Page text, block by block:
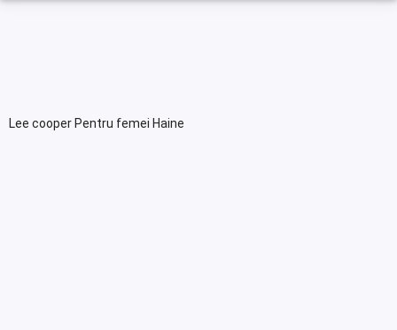
Lee cooper Pentru femei Haine